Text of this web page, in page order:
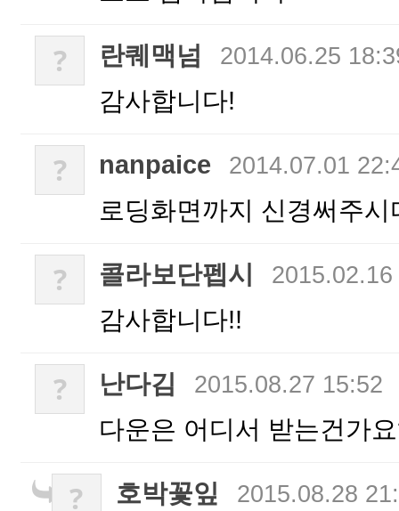
? 란퀘맥넘 2014.06.25
감사합니다!
? nanpaice 2014.07.01
로딩화면까지 신경써주
? 콜라보단펩시
감사합니다!!
? 난다김 2015.08.27 15:52
다운은 어디서 받는건가
? 호박꽃잎 2015.08.28